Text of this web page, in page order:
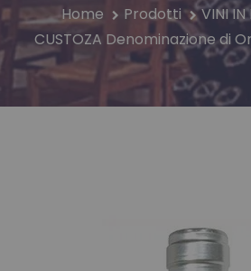
Home Prodotti
VINI
CUSTOZA Denominazione di